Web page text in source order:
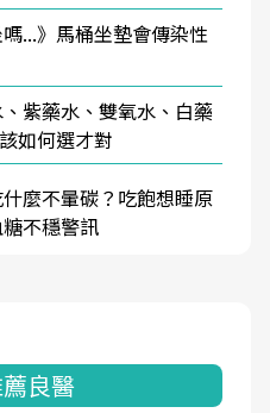
...》馬桶坐墊會傳染性
紫藥水、雙氧水、白藥
如何選才對
麼不暈碳？吃飽想睡原
不穩警訊
良醫